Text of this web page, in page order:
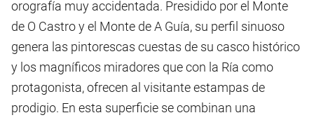
orografía muy accidentada. Presidido por el Monte
de O Castro y el Monte de A Guía, su perfil sinuoso
genera las pintorescas cuestas de su casco histórico
y los magníficos miradores que con la Ría como
protagonista, ofrecen al visitante estampas de
prodigio. En esta superficie se combinan una